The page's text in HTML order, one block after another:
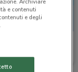
08
Archiviare
e contenuti
e degli